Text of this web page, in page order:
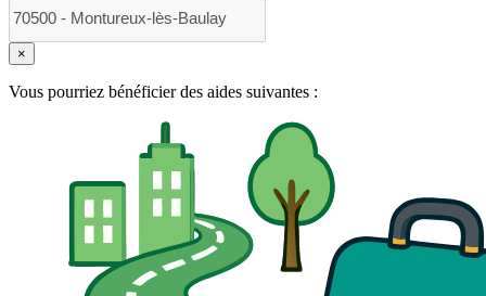
×
Vous pourriez bénéficier des aides suivantes :